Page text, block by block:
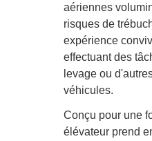
aériennes
risques de
expérience
effectuant des
levage ou
véhicules.
Conçu pour une
élévateur prend